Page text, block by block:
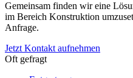
Gemeinsam finden wir eine
im Bereich Konstruktion
Anfrage.
Jetzt Kontakt aufnehmen
Oft gefragt